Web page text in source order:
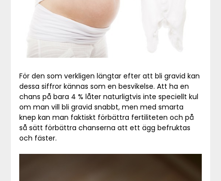
För den som verkligen längtar efter att bli gravid kan
dessa siffror kännas som en besvikelse. Att ha en
chans på bara 4 % låter naturligtvis inte speciellt kul
om man vill bli gravid snabbt, men med smarta
knep kan man faktiskt förbättra fertiliteten och på
så sätt förbättra chanserna att ett ägg befruktas
och fäster.